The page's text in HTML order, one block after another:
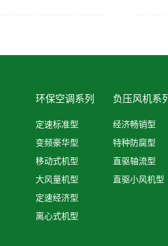
环保空调系列
定速标准型
变频豪华型
移动式机型
大风量机型
定速经济型
离心式机型
负压风机系
经济畅销型
特种防腐型
直驱轴流型
直驱小风机型